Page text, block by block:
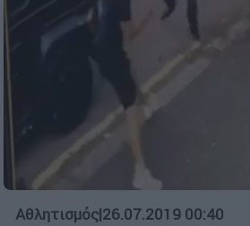
Αθλητισμός|26.07.2019 00:40